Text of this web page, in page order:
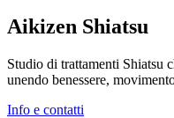
Aikizen Shiatsu
Studio di trattamenti Shiatsu
unendo benessere,
Info e contatti